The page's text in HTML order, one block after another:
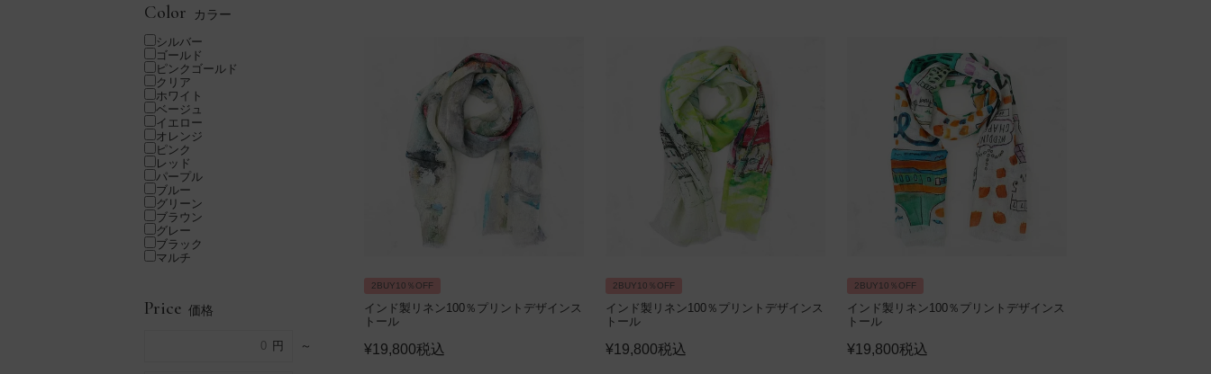
Color カラー
シルバー
ゴールド
ピンクゴールド
クリア
ホワイト
ベージュ
イエロー
オレンジ
ピンク
レッド
パープル
ブルー
グリーン
ブラウン
グレー
ブラック
マルチ
Price 価格
～
2BUY10％OFF
インド製リネン100％プリントデザインス
トール
¥19,800税込
2BUY10％OFF
インド製リネン100％プリントデザインス
トール
¥19,800税込
2BUY10％OFF
インド製リネン100％プリントデザインス
トール
¥19,800税込